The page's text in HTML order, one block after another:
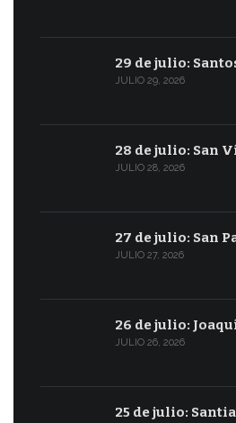
29 de julio:
JULIO 29, 2026
28 de julio: San
JULIO 28, 2026
27 de julio: San
JULIO 27, 2026
26 de julio:
JULIO 26, 2026
25 de julio: